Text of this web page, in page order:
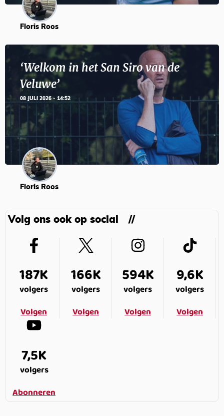
Floris Roos
‘Welkom in het San Siro van de
Veluwe’
08 JULI 2026 - 14:52
Floris Roos
Volg ons ook op social
187K
volgers
Volgen
166K
volgers
Volgen
594K
volgers
Volgen
9,6K
volgers
Volgen
7,5K
volgers
Abonneren